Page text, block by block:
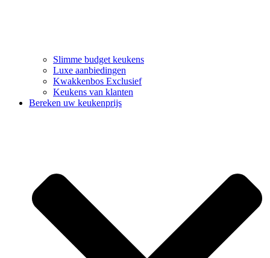
Slimme budget keukens
Luxe aanbiedingen
Kwakkenbos Exclusief
Keukens van klanten
Bereken uw keukenprijs